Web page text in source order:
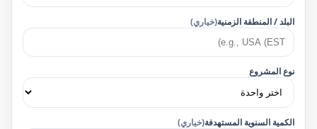
البلد / المنطقة الزمنية(خياري)
نوع المشروع
الكمية السنوية المستهدفة(خياري)